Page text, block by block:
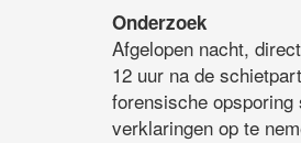
Onderzoek
Afgelopen nacht,
12 uur na de
forensische
verklaringen op te